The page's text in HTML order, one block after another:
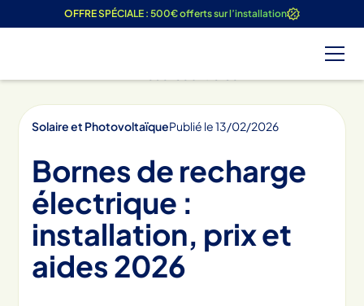
OFFRE SPÉCIALE : 500€ offerts sur l’installation
Solaire et PhotovoltaïquePublié le13/02/2026
Bornes de recharge
électrique :
installation, prix et
aides 2026